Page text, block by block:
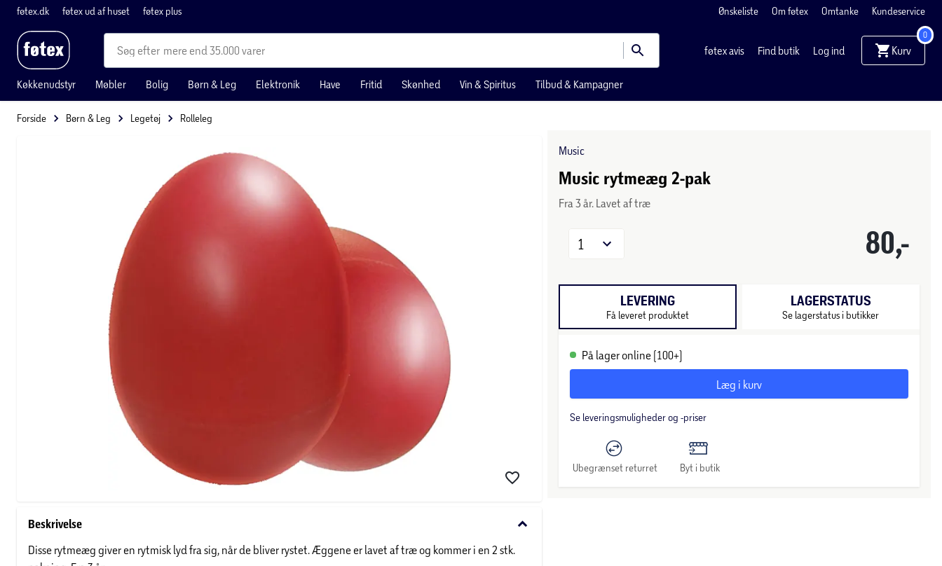
føtex.dk føtex ud af huset føtex plus Ønskeliste Om føtex Omtanke Kundeservice
mere end 35.000 varer føtex avis Find butik Log ind Kurv
0
Køkkenudstyr Møbler Bolig Børn & Leg Elektronik Have Fritid Skønhed Vin & Spiritus Tilbud & Kampagner
Forside Børn & Leg Legetøj Rolleleg
Beskrivelse keyboard_arrow_down
Disse rytmeæg giver en rytmisk lyd fra sig, når de bliver rystet. Æggene er lavet af træ og kommer i en 2 stk.
Music
Music rytmeæg 2-pak
Fra 3 år. Lavet af træ
80,-
1
LEVERING
Få leveret produktet
LAGERSTATUS
Se lagerstatus i butikker
På lager online (100+)
Læg i kurv
Se leveringsmuligheder og -priser
Ubegrænset returret Byt i butik